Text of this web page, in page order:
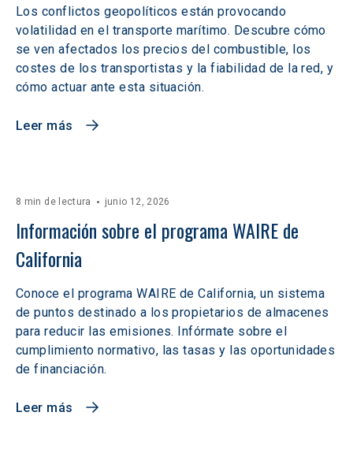
Los conflictos geopolíticos están provocando
volatilidad en el transporte marítimo. Descubre cómo
se ven afectados los precios del combustible, los
costes de los transportistas y la fiabilidad de la red, y
cómo actuar ante esta situación.
Leer más
8 min de lectura junio 12, 2026
Información sobre el programa WAIRE de
California
Conoce el programa WAIRE de California, un sistema
de puntos destinado a los propietarios de almacenes
para reducir las emisiones. Infórmate sobre el
cumplimiento normativo, las tasas y las oportunidades
de financiación.
Leer más